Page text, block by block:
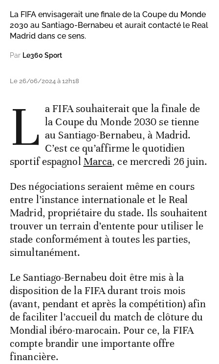
La FIFA envisagerait une finale de la Coupe du Monde
2030 au Santiago-Bernabeu et aurait contacté le Real
Madrid dans ce sens.
Par Le360 Sport
Le 26/06/2024 à 12h18
L a FIFA souhaiterait que la finale de
la Coupe du Monde 2030 se tienne
au Santiago-Bernabeu, à Madrid.
C’est ce qu’affirme le quotidien
sportif espagnol Marca, ce mercredi 26 juin.
Des négociations seraient même en cours
entre l’instance internationale et le Real
Madrid, propriétaire du stade. Ils souhaitent
trouver un terrain d’entente pour utiliser le
stade conformément à toutes les parties,
simultanément.
Le Santiago-Bernabeu doit être mis à la
disposition de la FIFA durant trois mois
(avant, pendant et après la compétition) afin
de faciliter l’accueil du match de clôture du
Mondial ibéro-marocain. Pour ce, la FIFA
compte brandir une importante offre
financière.